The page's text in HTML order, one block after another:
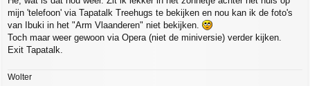
s
t
mijn 'telefoon' via Tapatalk Treehugs te bekijken en nou kan ik de foto's
van Ibuki in het "Arm Vlaanderen" niet bekijken.
Toch maar weer gewoon via Opera (niet de miniversie) verder kijken.
Exit Tapatalk.
Wolter